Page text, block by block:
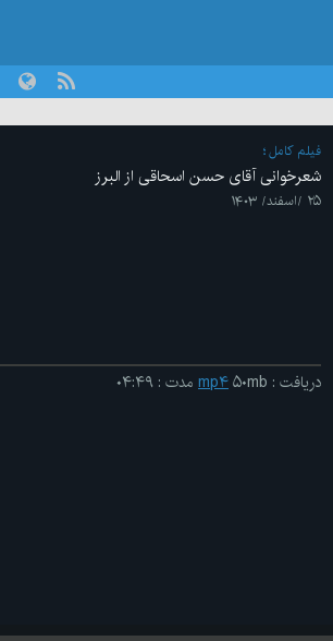
فیلم کامل
شعرخوانی ‌آقای حسن اسحاقی از البرز
۲۵ /اسفند/ ۱۴۰۳
دریافت : mp۴۵۰mb مدت : ۰۴:۴۹